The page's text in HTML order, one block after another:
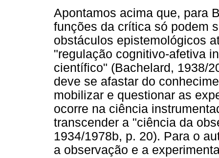
Apontamos acima que, para
funções da crítica só podem
obstáculos epistemológicos
"regulação cognitivo-afetiva
científico" (Bachelard, 1938/
deve se afastar do
mobilizar e questionar as
ocorre na ciência
transcender a "ciência da
1934/1978b, p. 20). Para o
a observação e a